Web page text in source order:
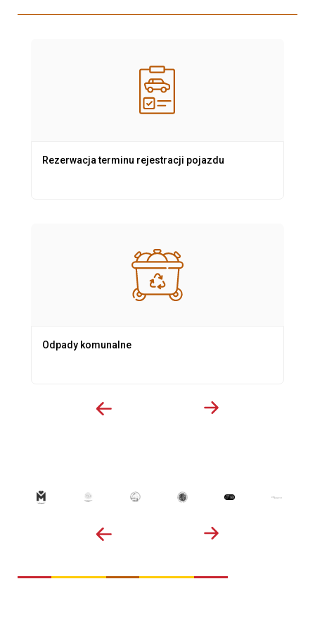
Rezerwacja terminu rejestracji pojazdu
Odpady komunalne